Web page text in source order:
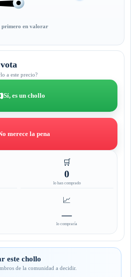
primero en valorar
a este precio?
Sí, es un chollo
merece la pena
🛒
0
lo han comprado
📈
—
lo compraría
este chollo
de la comunidad a decidir.